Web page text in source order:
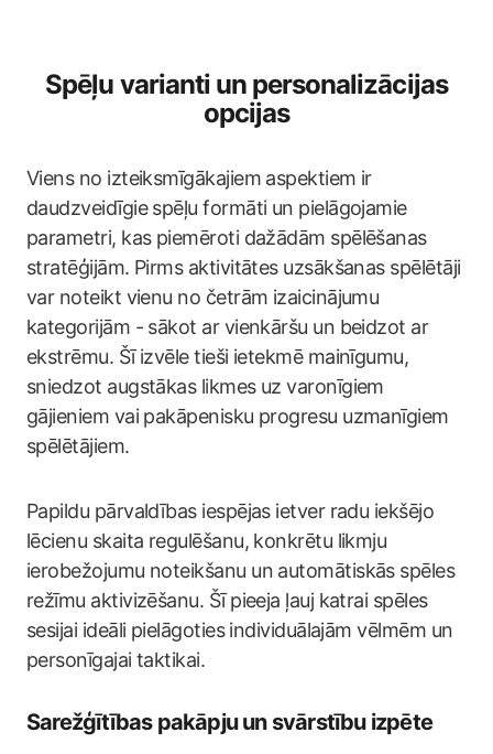
Spēļu varianti un personalizācijas
opcijas
Viens no izteiksmīgākajiem aspektiem ir
daudzveidīgie spēļu formāti un pielāgojamie
parametri, kas piemēroti dažādām spēlēšanas
stratēģijām. Pirms aktivitātes uzsākšanas spēlētāji
var noteikt vienu no četrām izaicinājumu
kategorijām - sākot ar vienkāršu un beidzot ar
ekstrēmu. Šī izvēle tieši ietekmē mainīgumu,
sniedzot augstākas likmes uz varonīgiem
gājieniem vai pakāpenisku progresu uzmanīgiem
spēlētājiem.
Papildu pārvaldības iespējas ietver radu iekšējo
lēcienu skaita regulēšanu, konkrētu likmju
ierobežojumu noteikšanu un automātiskās spēles
režīmu aktivizēšanu. Šī pieeja ļauj katrai spēles
sesijai ideāli pielāgoties individuālajām vēlmēm un
personīgajai taktikai.
Sarežģītības pakāpju un svārstību izpēte